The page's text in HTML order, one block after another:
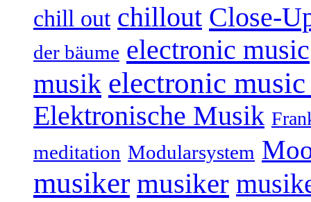
chill out chillout Close-
der bäume electronic music
musik electronic
Elektronische Musik
meditation Modularsystem
musiker musiker